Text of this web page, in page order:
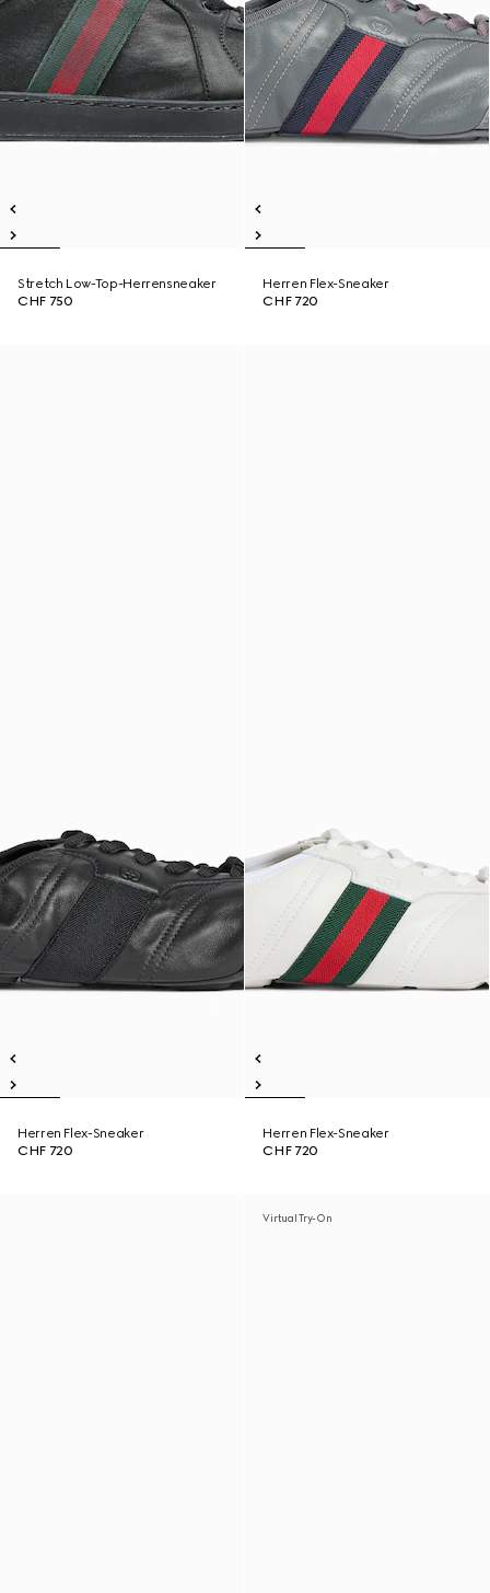
Stretch Low-Top-Herrensneaker
CHF 750
Herren Flex-Sneaker
CHF 720
Herren Flex-Sneaker
CHF 720
Herren Flex-Sneaker
CHF 720
Virtual Try-On